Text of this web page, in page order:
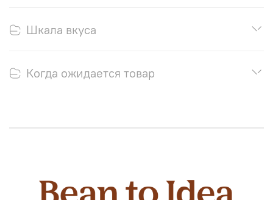
Шкала вкуса
Когда ожидается товар